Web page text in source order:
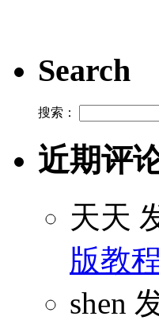
Search
搜索：
近期评
天天
版教程
shen